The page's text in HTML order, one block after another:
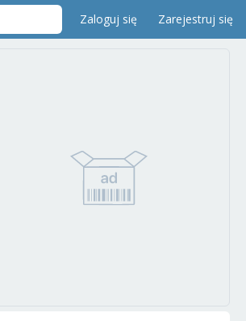
Zaloguj się Zarejestruj się